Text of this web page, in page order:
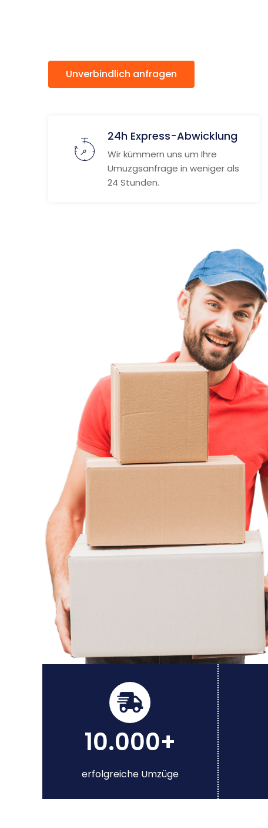
Unverbindlich anfragen
24h Express-Abwicklung
Wir kümmern uns um Ihre
Umuzgsanfrage in weniger als
24 Stunden.
10.000+
erfolgreiche Umzüge